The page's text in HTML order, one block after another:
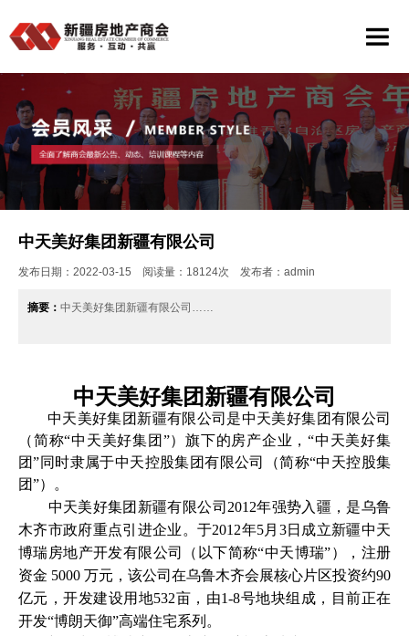
中天美好集团新疆有限公司
发布日期：2022-03-15 阅读量：18124次 发布者：admin
摘要： 中天美好集团新疆有限公司……
中天美好集团新疆有限公司
中天美好集团新疆有限公司是中天美好集团有限公司
（简称“中天美好集团”）旗下的房产企业，“中天美好集
团”同时隶属于中天控股集团有限公司（简称“中天控股集
团”）。
中天美好集团新疆有限公司 2012年强势入疆，是乌鲁
木齐市政府重点引进企业。于2012年5月3日成立新疆中天
博瑞房地产开发有限公司（以下简称“中天博瑞”），注册
资金 5000 万元， 该公司在乌鲁木齐会展核心片区投资约90
亿元，开发建设用地532亩，由1-8号地块组成，目前正在
开发“博朗天御”高端住宅系列。